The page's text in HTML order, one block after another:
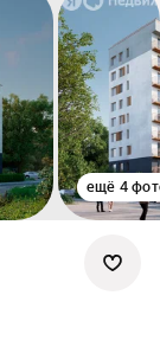
ещё 4